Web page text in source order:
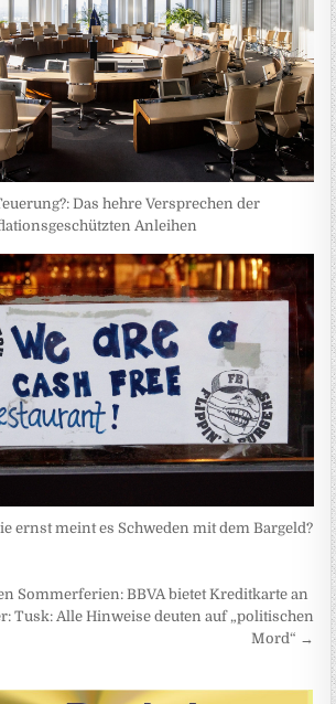
Das hehre Versprechen der
Anleihen
ernst meint es Schweden mit dem Bargeld?
Sommerferien: BBVA bietet Kreditkarte an
Tusk: Alle Hinweise deuten auf „politischen
Mord“ →